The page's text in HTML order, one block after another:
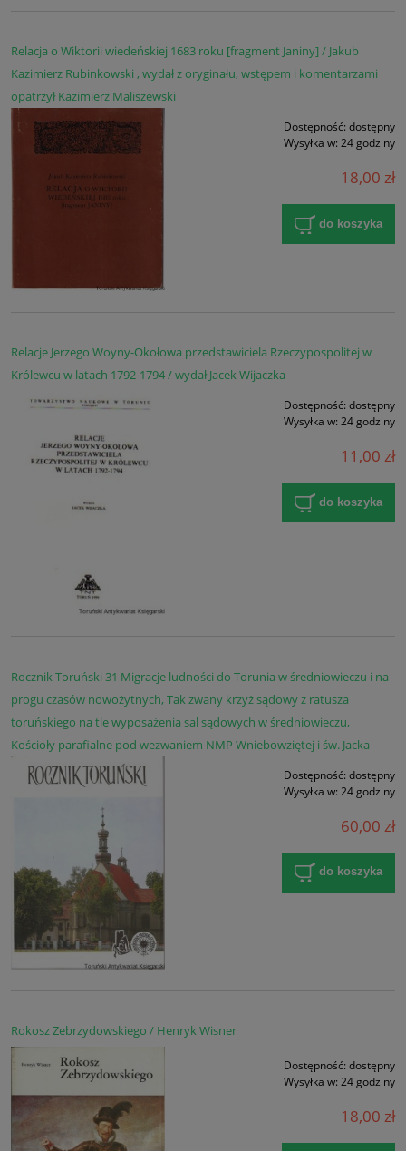
Relacja o Wiktorii wiedeńskiej 1683 roku [fragment Janiny] / Jakub
Kazimierz Rubinkowski , wydał z oryginału, wstępem i komentarzami
opatrzył Kazimierz Maliszewski
Dostępność: dostępny
Wysyłka w: 24 godziny
18,00 zł
do koszyka
Relacje Jerzego Woyny-Okołowa przedstawiciela Rzeczypospolitej w
Królewcu w latach 1792-1794 / wydał Jacek Wijaczka
Dostępność: dostępny
Wysyłka w: 24 godziny
11,00 zł
do koszyka
Rocznik Toruński 31 Migracje ludności do Torunia w średniowieczu i na
progu czasów nowożytnych, Tak zwany krzyż sądowy z ratusza
toruńskiego na tle wyposażenia sal sądowych w średniowieczu,
Kościoły parafialne pod wezwaniem NMP Wniebowziętej i św. Jacka
Dostępność: dostępny
Wysyłka w: 24 godziny
60,00 zł
do koszyka
Rokosz Zebrzydowskiego / Henryk Wisner
Dostępność: dostępny
Wysyłka w: 24 godziny
18,00 zł